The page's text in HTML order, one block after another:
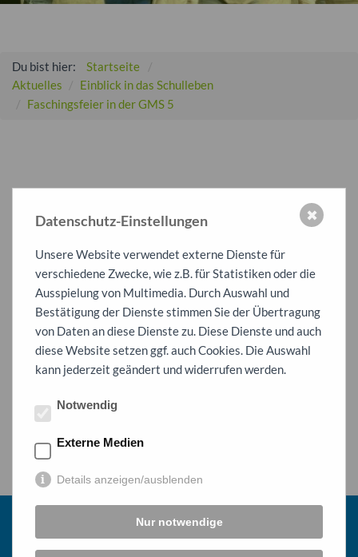
Du bist hier:
Startseite
Aktuelles
Einblick in das Schulleben
Faschingsfeier in der GMS 5
Faschingsfeier in der GMS 5
Kinder und auch die Coaches kamen verkleidet. Bei Berlinern,
Apfelschorle und vielen weiteren Snacks wurde eine Stunde
lang ausgiebig gefeiert.
Datenschutz-Einstellungen
Unsere Website verwendet externe Dienste für
verschiedene Zwecke, wie z.B. für Statistiken oder die
Ausspielung von Multimedia. Durch Auswahl und
Bestätigung der Dienste stimmen Sie der Übertragung
von Daten an diese Dienste zu. Diese Dienste und auch
diese Website setzen ggf. auch Cookies. Die Auswahl
kann jederzeit geändert und widerrufen werden.
Notwendig
Externe Medien
Details anzeigen/ausblenden
Nur notwendige
✖